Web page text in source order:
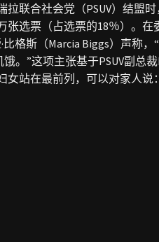
联合社会党（PSUV）结盟
选票（占选票的18％）。
格斯（Marcia Biggs）声称
。”这项主张基于PSUV副总裁
女站在最前列，可以对家人说